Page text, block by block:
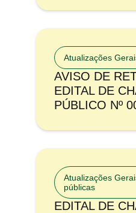
Atualizações
AVISO DE
EDITAL DE
PÚBLICO Nº
Atualizações
públicas
EDITAL DE